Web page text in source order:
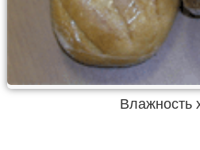
Влажность